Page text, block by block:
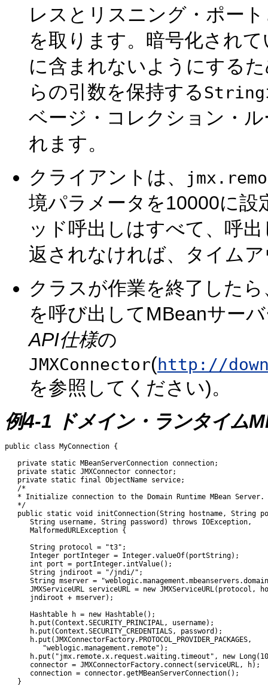
レスとリスニング・ポー
を取ります。暗号化され
に含まれないようにする
らの引数を保持する String
ベージ・コレクション・
れます。
クライアントは、
境パラメータを10000に設
ッド呼出しはすべて、呼
返されなければ、タイム
クラスが作業を終了したら
を呼び出してMBeanサー
API仕様の
JMXConnector(http://
を参照してください)。
例4-1 ドメイン・ランタイム
public class MyConnection {
   private static MBeanServerConnection connection;
   private static JMXConnector connector;
   private static final ObjectName service;
   /*
   * Initialize connection to the Domain Runtime MBean Server.
   */
public static void initConnection(String hostname, String
      String username, String password) throws IOException,
      MalformedURLException {
      String protocol = "t3";
      Integer portInteger = Integer.valueOf(portString);
      int port = portInteger.intValue();
      String jndiroot = "/jndi/";
String mserver =
JMXServiceURL serviceURL = new JMXServiceURL(protocol,
      jndiroot + mserver);
      Hashtable h = new Hashtable();
      h.put(Context.SECURITY_PRINCIPAL, username);
      h.put(Context.SECURITY_CREDENTIALS, password);
      h.put(JMXConnectorFactory.PROTOCOL_PROVIDER_PACKAGES,
         "weblogic.management.remote");
h.put("jmx.remote.x.request.waiting.timeout", new
      connector = JMXConnectorFactory.connect(serviceURL, h);
      connection = connector.getMBeanServerConnection();
   }